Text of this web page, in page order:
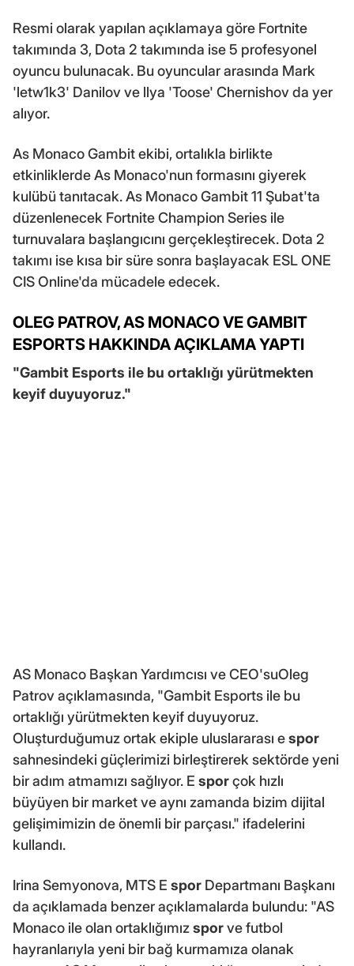
Resmi olarak yapılan açıklamaya göre Fortnite
takımında 3, Dota 2 takımında ise 5 profesyonel
oyuncu bulunacak. Bu oyuncular arasında Mark
'letw1k3' Danilov ve llya 'Toose' Chernishov da yer
alıyor.
As Monaco Gambit ekibi, ortalıkla birlikte
etkinliklerde As Monaco'nun formasını giyerek
kulübü tanıtacak. As Monaco Gambit 11 Şubat'ta
düzenlenecek Fortnite Champion Series ile
turnuvalara başlangıcını gerçekleştirecek. Dota 2
takımı ise kısa bir süre sonra başlayacak ESL ONE
CIS Online'da mücadele edecek.
OLEG PATROV, AS MONACO VE GAMBIT
ESPORTS HAKKINDA AÇIKLAMA YAPTI
"Gambit Esports ile bu ortaklığı yürütmekten
keyif duyuyoruz."
AS Monaco Başkan Yardımcısı ve CEO'suOleg
Patrov açıklamasında, "Gambit Esports ile bu
ortaklığı yürütmekten keyif duyuyoruz.
Oluşturduğumuz ortak ekiple uluslararası espor
sahnesindeki güçlerimizi birleştirerek sektörde yeni
bir adım atmamızı sağlıyor. E sporçok hızlı
büyüyen bir market ve aynı zamanda bizim dijital
gelişimimizin de önemli bir parçası." ifadelerini
kullandı.
Irina Semyonova, MTS E spor Departmanı Başkanı
da açıklamada benzer açıklamalarda bulundu: "AS
Monaco ile olan ortaklığımızsporve futbol
hayranlarıyla yeni bir bağ kurmamıza olanak